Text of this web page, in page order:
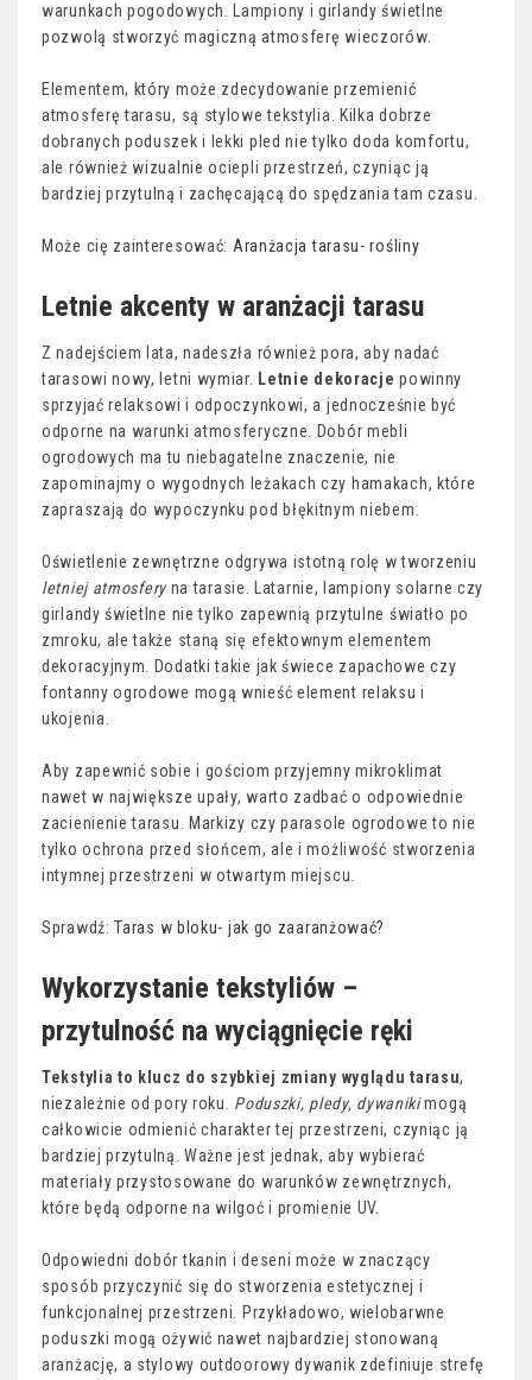
warunkach pogodowych. Lampiony i girlandy świetlne
pozwolą stworzyć magiczną atmosferę wieczorów.
Elementem, który może zdecydowanie przemienić
atmosferę tarasu, są stylowe tekstylia. Kilka dobrze
dobranych poduszek i lekki pled nie tylko doda komfortu,
ale również wizualnie ociepli przestrzeń, czyniąc ją
bardziej przytulną i zachęcającą do spędzania tam czasu.
Może cię zainteresować: Aranżacja tarasu- rośliny
Letnie akcenty w aranżacji tarasu
Z nadejściem lata, nadeszła również pora, aby nadać
tarasowi nowy, letni wymiar. Letnie dekoracje powinny
sprzyjać relaksowi i odpoczynkowi, a jednocześnie być
odporne na warunki atmosferyczne. Dobór mebli
ogrodowych ma tu niebagatelne znaczenie, nie
zapominajmy o wygodnych leżakach czy hamakach, które
zapraszają do wypoczynku pod błękitnym niebem.
Oświetlenie zewnętrzne odgrywa istotną rolę w tworzeniu
letniej atmosferyna tarasie. Latarnie, lampiony solarne czy
girlandy świetlne nie tylko zapewnią przytulne światło po
zmroku, ale także staną się efektownym elementem
dekoracyjnym. Dodatki takie jak świece zapachowe czy
fontanny ogrodowe mogą wnieść element relaksu i
ukojenia.
Aby zapewnić sobie i gościom przyjemny mikroklimat
nawet w największe upały, warto zadbać o odpowiednie
zacienienie tarasu. Markizy czy parasole ogrodowe to nie
tylko ochrona przed słońcem, ale i możliwość stworzenia
intymnej przestrzeni w otwartym miejscu.
Sprawdź:Taras w bloku- jak go zaaranżować?
Wykorzystanie tekstyliów –
przytulność na wyciągnięcie ręki
Tekstylia to klucz do szybkiej zmiany wyglądu tarasu,
niezależnie od pory roku. Poduszki, pledy, dywanikimogą
całkowicie odmienić charakter tej przestrzeni, czyniąc ją
bardziej przytulną. Ważne jest jednak, aby wybierać
materiały przystosowane do warunków zewnętrznych,
które będą odporne na wilgoć i promienie UV.
Odpowiedni dobór tkanin i deseni może w znaczący
sposób przyczynić się do stworzenia estetycznej i
funkcjonalnej przestrzeni. Przykładowo, wielobarwne
poduszki mogą ożywić nawet najbardziej stonowaną
aranżację, a stylowy outdoorowy dywanik zdefiniuje strefę